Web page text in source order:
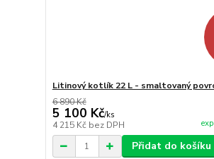
Litinový kotlík 22 L - smaltovaný
6 890 Kč
5 100 Kč/ks
4 215 Kč bez DPH
Přidat do košíku